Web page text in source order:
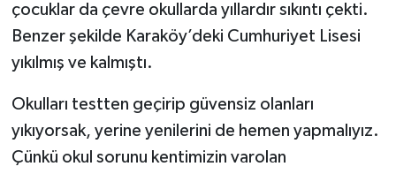
çocuklar da çevre okullarda yıllardır sıkıntı çekti.
Benzer şekilde Karaköy’deki Cumhuriyet Lisesi
yıkılmış ve kalmıştı.
Okulları testten geçirip güvensiz olanları
yıkıyorsak, yerine yenilerini de hemen yapmalıyız.
Çünkü okul sorunu kentimizin varolan